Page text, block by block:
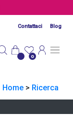
Contattaci Blog
0
Home > Ricerca